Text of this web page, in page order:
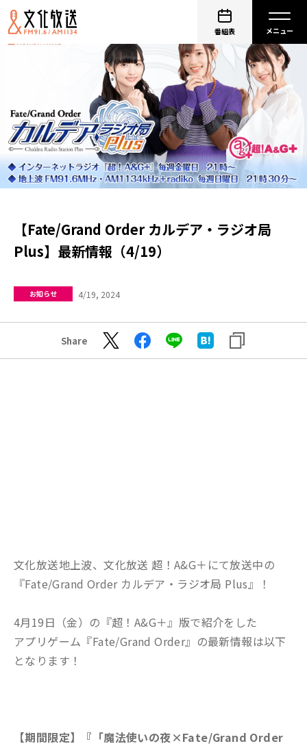
番組表
【Fate/Grand Order カルデア・ラジオ局
Plus】最新情報（4/19）
お知らせ 4/19, 2024
Share
文化放送地上波、文化放送 超！A&G＋にて放送中の
『Fate/Grand Order カルデア・ラジオ局 Plus』！
4月19日（金）の『超！A&G＋』版で紹介をした
アプリゲーム『Fate/Grand Order』の最新情報は以下
となります！
【期間限定】『「魔法使いの夜×Fate/Grand Order